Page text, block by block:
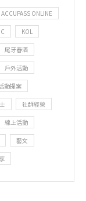
ACCUPASS ONLINE
KOL
尾牙春酒
戶外活動
動提案
社群經營
線上活動
藝文